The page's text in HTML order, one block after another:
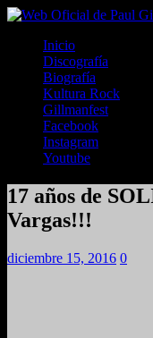
Inicio
Discografía
Biografía
Kultura Rock
Gillmanfest
Facebook
Instagram
Youtube
17 años de
Vargas!!!
diciembre 15, 2016 0